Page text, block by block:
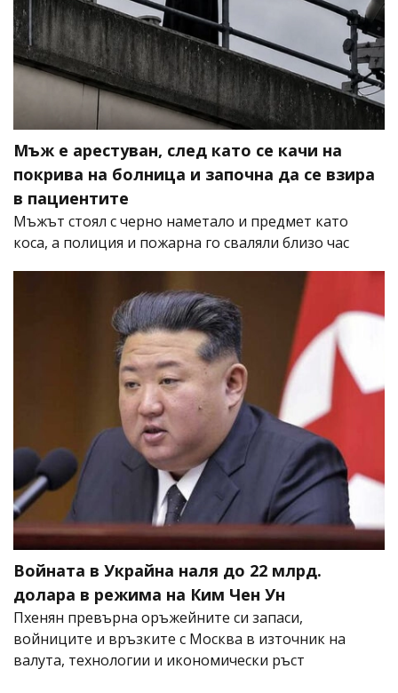
Мъж е арестуван, след като се качи на
покрива на болница и започна да се взира
в пациентите
Мъжът стоял с черно наметало и предмет като
коса, а полиция и пожарна го сваляли близо час
Войната в Украйна наля до 22 млрд.
долара в режима на Ким Чен Ун
Пхенян превърна оръжейните си запаси,
войниците и връзките с Москва в източник на
валута, технологии и икономически ръст